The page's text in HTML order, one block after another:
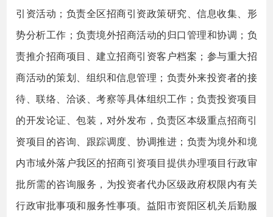
引资活动；负责全区招商引资政策研究、信息收集、形
势分析工作；负责境外招商活动的归口管理和协调；负
责推介招商项目、建立招商引资客户档案；参与重大招
商活动的策划、组织和信息管理；负责外来投资者的接
待、联络、洽谈、考察等具体组织工作；负责投资项目
的开发论证、包装，对外发布，负责区本级重点招商引
资项目的咨询、跟踪调度、协调推进；负责为境外和境
内市域外落户我区的招商引资项目提供办理项目行政审
批所需的咨询服务，为投资者代办区级政府权限内有关
行政审批事项和服务性事项。益阳市资阳区机关后勤服